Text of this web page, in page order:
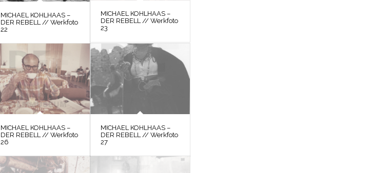
MICHAEL KOHLHAAS –
DER REBELL // Werkfoto
22
MICHAEL KOHLHAAS –
DER REBELL // Werkfoto
23
MICHAEL KOHLHAAS –
DER REBELL // Werkfoto
26
MICHAEL KOHLHAAS –
DER REBELL // Werkfoto
27